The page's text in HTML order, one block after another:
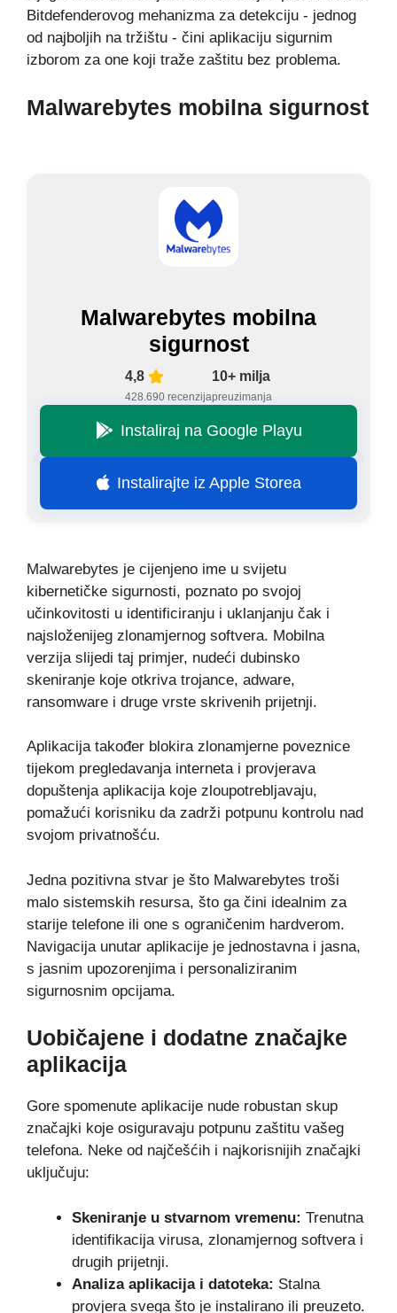
Bitdefenderovog mehanizma za detekciju - jednog
od najboljih na tržištu - čini aplikaciju sigurnim
izborom za one koji traže zaštitu bez problema.
Malwarebytes mobilna sigurnost
Malwarebytes mobilna
sigurnost
4,8
428.690 recenzija
10+ milja
preuzimanja
Instaliraj na Google Playu
Instalirajte iz Apple Storea
Malwarebytes je cijenjeno ime u svijetu
kibernetičke sigurnosti, poznato po svojoj
učinkovitosti u identificiranju i uklanjanju čak i
najsloženijeg zlonamjernog softvera. Mobilna
verzija slijedi taj primjer, nudeći dubinsko
skeniranje koje otkriva trojance, adware,
ransomware i druge vrste skrivenih prijetnji.
Aplikacija također blokira zlonamjerne poveznice
tijekom pregledavanja interneta i provjerava
dopuštenja aplikacija koje zloupotrebljavaju,
pomažući korisniku da zadrži potpunu kontrolu nad
svojom privatnošću.
Jedna pozitivna stvar je što Malwarebytes troši
malo sistemskih resursa, što ga čini idealnim za
starije telefone ili one s ograničenim hardverom.
Navigacija unutar aplikacije je jednostavna i jasna,
s jasnim upozorenjima i personaliziranim
sigurnosnim opcijama.
Uobičajene i dodatne značajke
aplikacija
Gore spomenute aplikacije nude robustan skup
značajki koje osiguravaju potpunu zaštitu vašeg
telefona. Neke od najčešćih i najkorisnijih značajki
uključuju:
Skeniranje u stvarnom vremenu: Trenutna
identifikacija virusa, zlonamjernog softvera i
drugih prijetnji.
Analiza aplikacija i datoteka: Stalna
provjera svega što je instalirano ili preuzeto.